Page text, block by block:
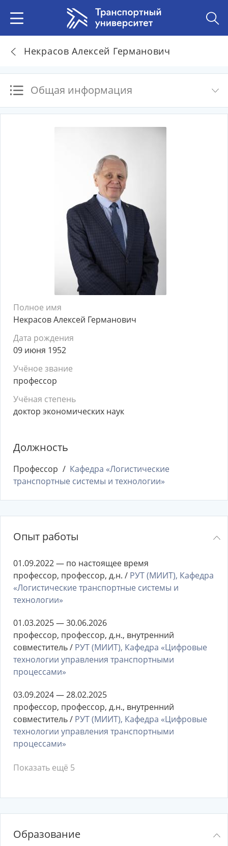
Некрасов Алексей Германович
Общая информация
Полное имя
Некрасов Алексей Германович
Дата рождения
09 июня 1952
Учёное звание
профессор
Учёная степень
доктор экономических наук
Должность
Профессор
Кафедра «Логистические
транспортные системы и технологии»
Опыт работы
01.09.2022 — по настоящее время
профессор, профессор, д.н. / РУТ (МИИТ), Кафедра
«Логистические транспортные системы и
технологии»
01.03.2025 — 30.06.2026
профессор, профессор, д.н., внутренний
совместитель / РУТ (МИИТ), Кафедра «Цифровые
технологии управления транспортными
процессами»
03.09.2024 — 28.02.2025
профессор, профессор, д.н., внутренний
совместитель / РУТ (МИИТ), Кафедра «Цифровые
технологии управления транспортными
процессами»
Показать ещё 5
Образование